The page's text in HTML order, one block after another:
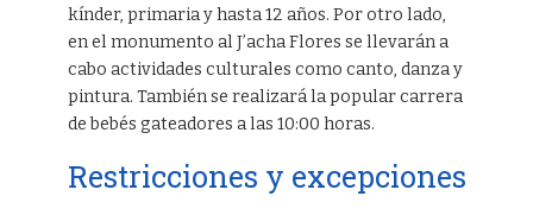
kínder, primaria y hasta 12 años. Por otro lado,
en el monumento al J’acha Flores se llevarán a
cabo actividades culturales como canto, danza y
pintura. También se realizará la popular carrera
de bebés gateadores a las 10:00 horas.
Restricciones y excepciones